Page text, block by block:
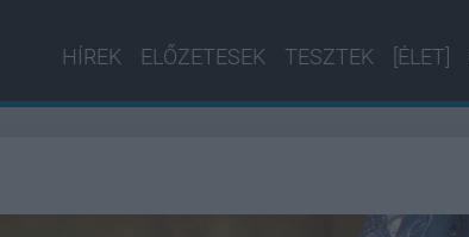
HÍREK ELŐZETESEK TESZTEK [ÉLET]